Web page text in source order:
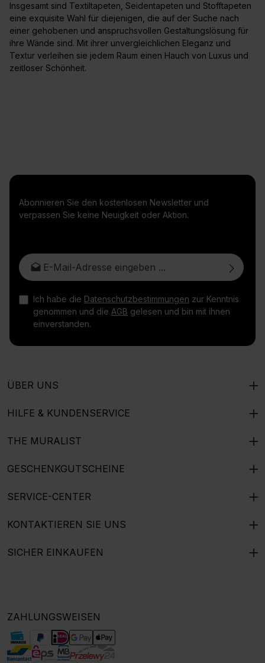
Insgesamt sind Textiltapeten, Seidentapeten und Stofftapeten
eine exquisite Wahl für diejenigen, die auf der Suche nach
einer gehobenen und anspruchsvollen Gestaltungslösung für
ihre Wände sind. Mit ihrer unvergleichlichen Eleganz und
Textur verleihen sie jedem Raum einen Hauch von Luxus und
zeitloser Schönheit.
Abonnieren Sie den kostenlosen Newsletter und
verpassen Sie keine Neuigkeit oder Aktion.
E-Mail-Adresse*
Ich habe die Datenschutzbestimmungen zur Kenntnis
genommen und die AGB gelesen und bin mit ihnen
einverstanden.
ÜBER UNS
HILFE & KUNDENSERVICE
THE MURALIST
GESCHENKGUTSCHEINE
SERVICE-CENTER
KONTAKTIEREN SIE UNS
SICHER EINKAUFEN
ZAHLUNGSWEISEN